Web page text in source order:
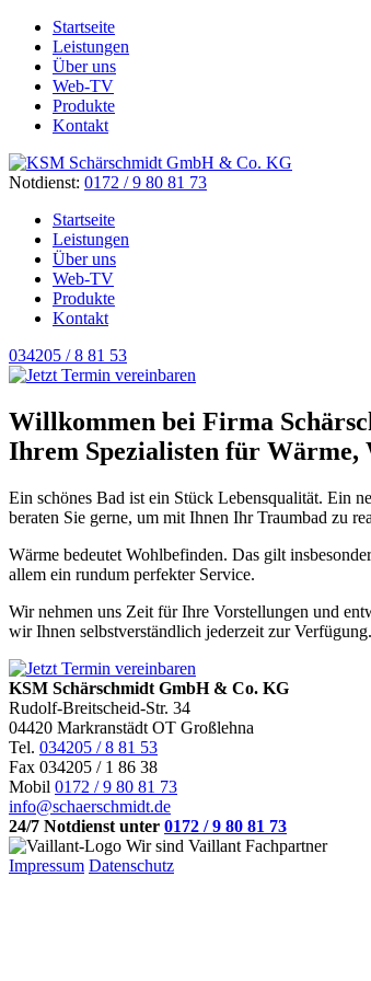
Startseite
Leistungen
Über uns
Web-TV
Produkte
Kontakt
Notdienst: 0172 / 9 80 81 73
Startseite
Leistungen
Über uns
Web-TV
Produkte
Kontakt
034205 / 8 81 53
Willkommen bei Firma
Ihrem Spezial­isten für Wärme,
Ein schönes Bad ist ein Stück Lebensqualität. Ein
beraten Sie gerne, um mit Ihnen Ihr Traumbad zu
Wärme bedeutet Wohlbefinden. Das gilt
allem ein rundum perfekter Service.
Wir nehmen uns Zeit für Ihre Vorstellungen und
wir Ihnen selbstverständlich jederzeit zur
KSM Schärschmidt GmbH & Co. KG
Rudolf-Breitscheid-Str. 34
04420 Markranstädt OT Großlehna
Tel. 034205 / 8 81 53
Fax 034205 / 1 86 38
Mobil 0172 / 9 80 81 73
info@schaerschmidt.de
24/7 Notdienst unter 0172 / 9 80 81 73
Wir sind Vaillant Fachpartner
Impressum Datenschutz